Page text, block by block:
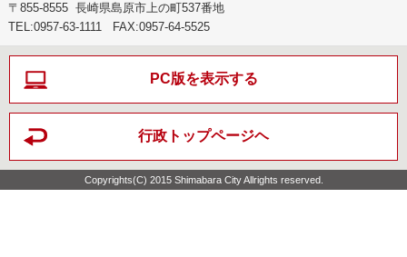
〒855-8555 長崎県島原市上の町537番地
TEL:0957-63-1111 FAX:0957-64-5525
PC版を表示する
行政トップページヘ
Copyrights(C) 2015 Shimabara City Allrights reserved.